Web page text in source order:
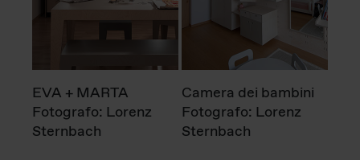
EVA + MARTA
Fotografo: Lorenz
Sternbach
Camera dei bambini
Fotografo: Lorenz
Sternbach